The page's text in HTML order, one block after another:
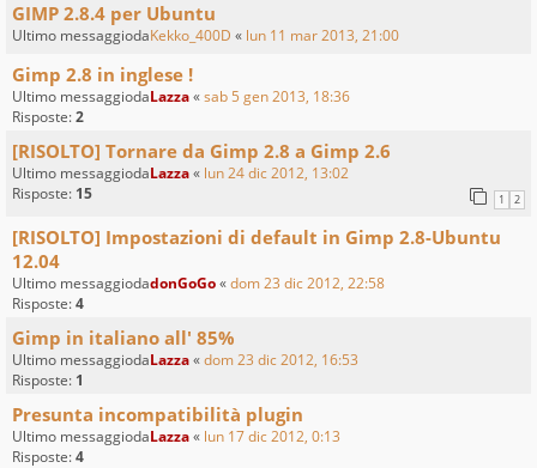
GIMP 2.8.4 per Ubuntu
Ultimo messaggiodaKekko_400D « lun 11 mar 2013, 21:00
Gimp 2.8 in inglese !
Ultimo messaggiodaLazza«sab 5 gen 2013, 18:36
Risposte:2
[RISOLTO] Tornare da Gimp 2.8 a Gimp 2.6
Ultimo messaggiodaLazza« lun 24 dic 2012, 13:02
Risposte: 15 1 2
[RISOLTO] Impostazioni di default in Gimp 2.8-Ubuntu
12.04
Ultimo messaggiodadonGoGo«dom 23 dic 2012, 22:58
Risposte:4
Gimp in italiano all' 85%
Ultimo messaggiodaLazza«dom 23 dic 2012, 16:53
Risposte: 1
Presunta incompatibilità plugin
Ultimo messaggiodaLazza« lun 17 dic 2012, 0:13
Risposte:4